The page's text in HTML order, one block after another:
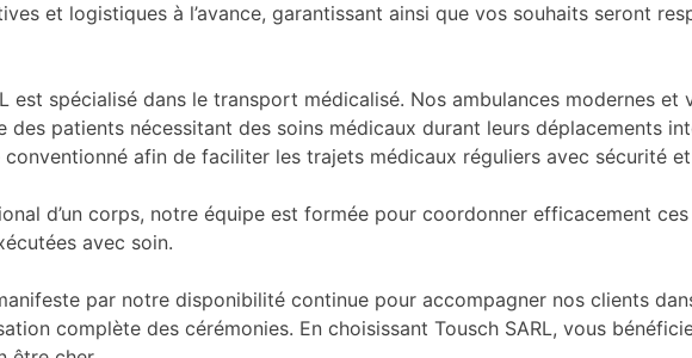
et logistiques à l’avance, garantissant ainsi que vos souhaits seront
est spécialisé dans le transport médicalisé. Nos ambulances modernes et
patients nécessitant des soins médicaux durant leurs déplacements
afin de faciliter les trajets médicaux réguliers avec sécurité
d’un corps, notre équipe est formée pour coordonner efficacement
avec soin.
par notre disponibilité continue pour accompagner nos clients
complète des cérémonies. En choisissant Tousch SARL, vous